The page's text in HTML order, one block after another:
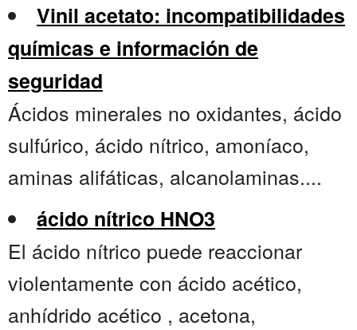
Vinil acetato: incompatibilidades
químicas e información de
seguridad
Ácidos minerales no oxidantes, ácido
sulfúrico, ácido nítrico, amoníaco,
aminas alifáticas, alcanolaminas....
ácido nítrico HNO3
El ácido nítrico puede reaccionar
violentamente con ácido acético,
anhídrido acético , acetona,